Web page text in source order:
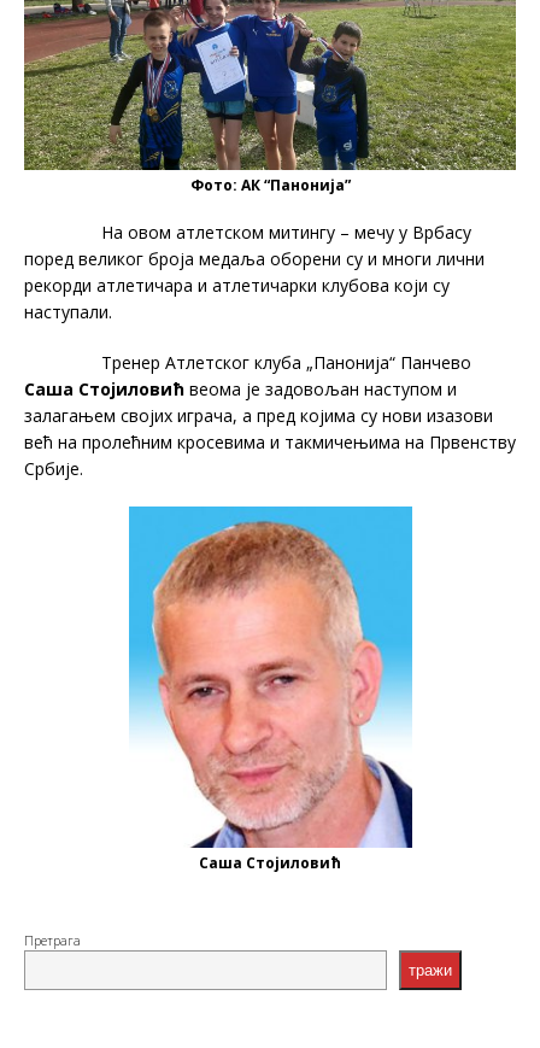
Фото: АК “Панонија”
На овом атлетском митингу – мечу у Врбасу
поред великог броја медаља оборени су и многи лични
рекорди атлетичара и атлетичарки клубова који су
наступали.
Тренер Атлетског клуба „Панонија“ Панчево
Саша Стојиловић веома је задовољан наступом и
залагањем својих играча, а пред којима су нови изазови
већ на пролећним кросевима и такмичењима на Првенству
Србије.
Саша Стојиловић
Претрага
тражи